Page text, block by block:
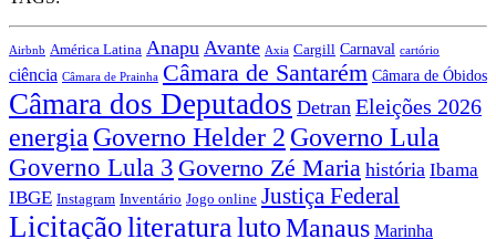
Airbnb América Latina Anapu Avante Axia Cargill Carnaval cartório
ciência Câmara de Prainha Câmara de Santarém Câmara de Óbidos
Câmara dos Deputados Detran Eleições 2026
energia Governo Helder 2 Governo Lula
Governo Lula 3 Governo Zé Maria história Ibama
IBGE Instagram Inventário Jogo online Justiça Federal
LicitaçãoliteraturalutoManaus Marinha